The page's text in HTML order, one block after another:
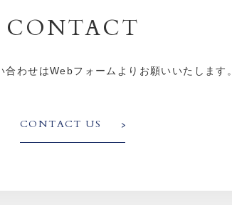
CONTACT
合わせはWebフォームよりお願いいたします
CONTACT US